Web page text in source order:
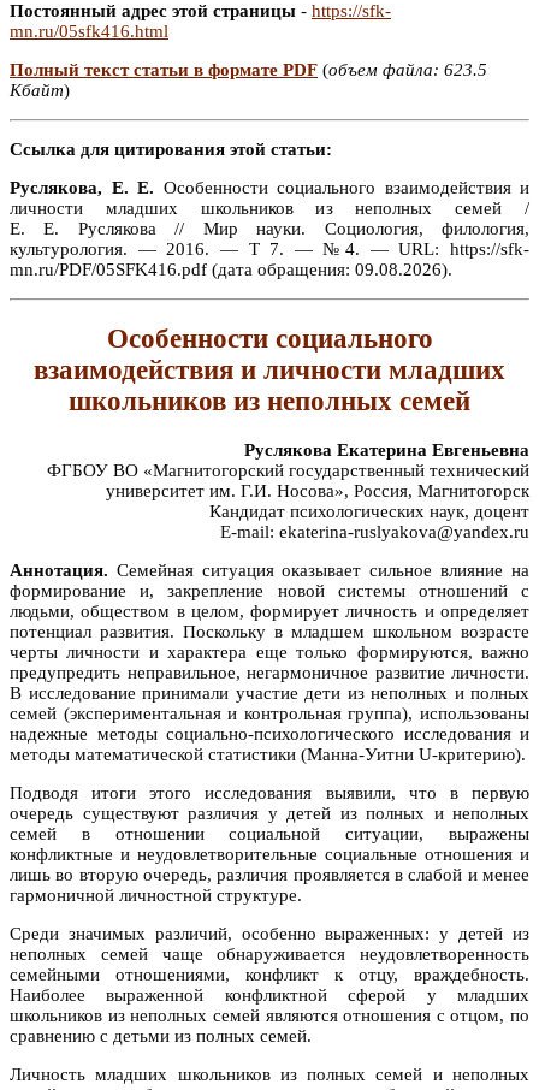
Постоянный адрес этой страницы - https://sfk-
mn.ru/05sfk416.html
Полный текст статьи в формате PDF (объем файла: 623.5
Кбайт)
Ссылка для цитирования этой статьи:
Руслякова, Е. Е. Особенности социального взаимодействия и
личности младших школьников из неполных семей /
Е. Е. Руслякова // Мир науки. Социология, филология,
культурология. — 2016. — Т 7. — №4. — URL: https://sfk-
mn.ru/PDF/05SFK416.pdf (дата обращения: 09.08.2026).
Особенности социального
взаимодействия и личности младших
школьников из неполных семей
Руслякова Екатерина Евгеньевна
ФГБОУ ВО «Магнитогорский государственный технический
университет им. Г.И. Носова», Россия, Магнитогорск
Кандидат психологических наук, доцент
E-mail: ekaterina-ruslyakova@yandex.ru
Аннотация. Семейная ситуация оказывает сильное влияние на
формирование и, закрепление новой системы отношений с
людьми, обществом в целом, формирует личность и определяет
потенциал развития. Поскольку в младшем школьном возрасте
черты личности и характера еще только формируются, важно
предупредить неправильное, негармоничное развитие личности.
В исследование принимали участие дети из неполных и полных
семей (экспериментальная и контрольная группа), использованы
надежные методы социально-психологического исследования и
методы математической статистики (Манна-Уитни U-критерию).
Подводя итоги этого исследования выявили, что в первую
очередь существуют различия у детей из полных и неполных
семей в отношении социальной ситуации, выражены
конфликтные и неудовлетворительные социальные отношения и
лишь во вторую очередь, различия проявляется в слабой и менее
гармоничной личностной структуре.
Среди значимых различий, особенно выраженных: у детей из
неполных семей чаще обнаруживается неудовлетворенность
семейными отношениями, конфликт к отцу, враждебность.
Наиболее выраженной конфликтной сферой у младших
школьников из неполных семей являются отношения с отцом, по
сравнению с детьми из полных семей.
Личность младших школьников из полных семей и неполных